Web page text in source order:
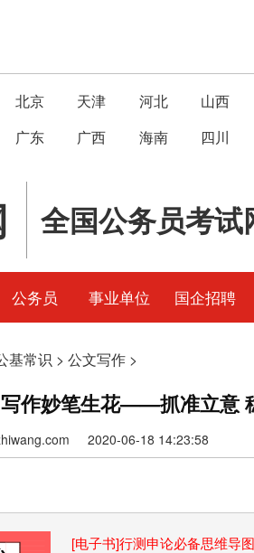
北京 天津 河北 山西
广东 广西 海南 四川
全国公务员考试
公务员 事业单位 国企招聘
基常识 > 公文写作 >
作妙笔生花——抓准立意
2020-06-18 14:23:58
[电子书]行测申论必备思维导